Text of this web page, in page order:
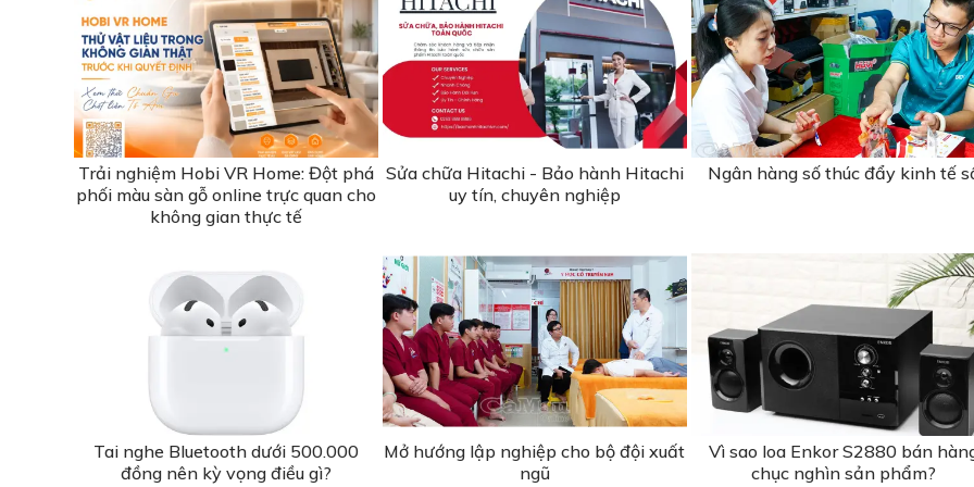
Trải nghiệm Hobi VR Home: Đột phá
phối màu sàn gỗ online trực quan cho
không gian thực tế
Sửa chữa Hitachi - Bảo hành Hitachi
uy tín, chuyên nghiệp
Ngân hàng số thúc đẩy kinh tế
Tai nghe Bluetooth dưới 500.000
đồng nên kỳ vọng điều gì?
Mở hướng lập nghiệp cho bộ đội xuất
ngũ
Vì sao loa Enkor S2880 bán
chục nghìn sản phẩm?